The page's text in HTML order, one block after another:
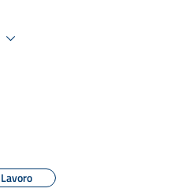
Lavoro